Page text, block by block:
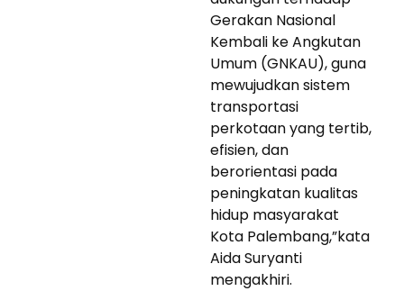
Gerakan Nasional
Kembali ke Angkutan
Umum (GNKAU), guna
mewujudkan sistem
transportasi
perkotaan yang tertib,
efisien, dan
berorientasi pada
peningkatan kualitas
hidup masyarakat
Kota Palembang,”kata
Aida Suryanti
mengakhiri.